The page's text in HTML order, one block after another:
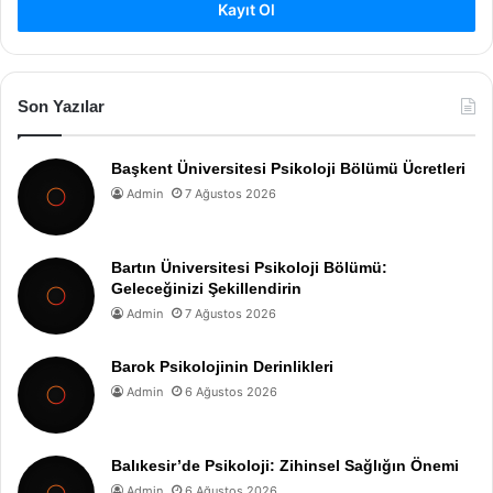
Kayıt Ol
Son Yazılar
Başkent Üniversitesi Psikoloji Bölümü Ücretleri
Admin 7 Ağustos 2026
Bartın Üniversitesi Psikoloji Bölümü:
Geleceğinizi Şekillendirin
Admin 7 Ağustos 2026
Barok Psikolojinin Derinlikleri
Admin 6 Ağustos 2026
Balıkesir’de Psikoloji: Zihinsel Sağlığın Önemi